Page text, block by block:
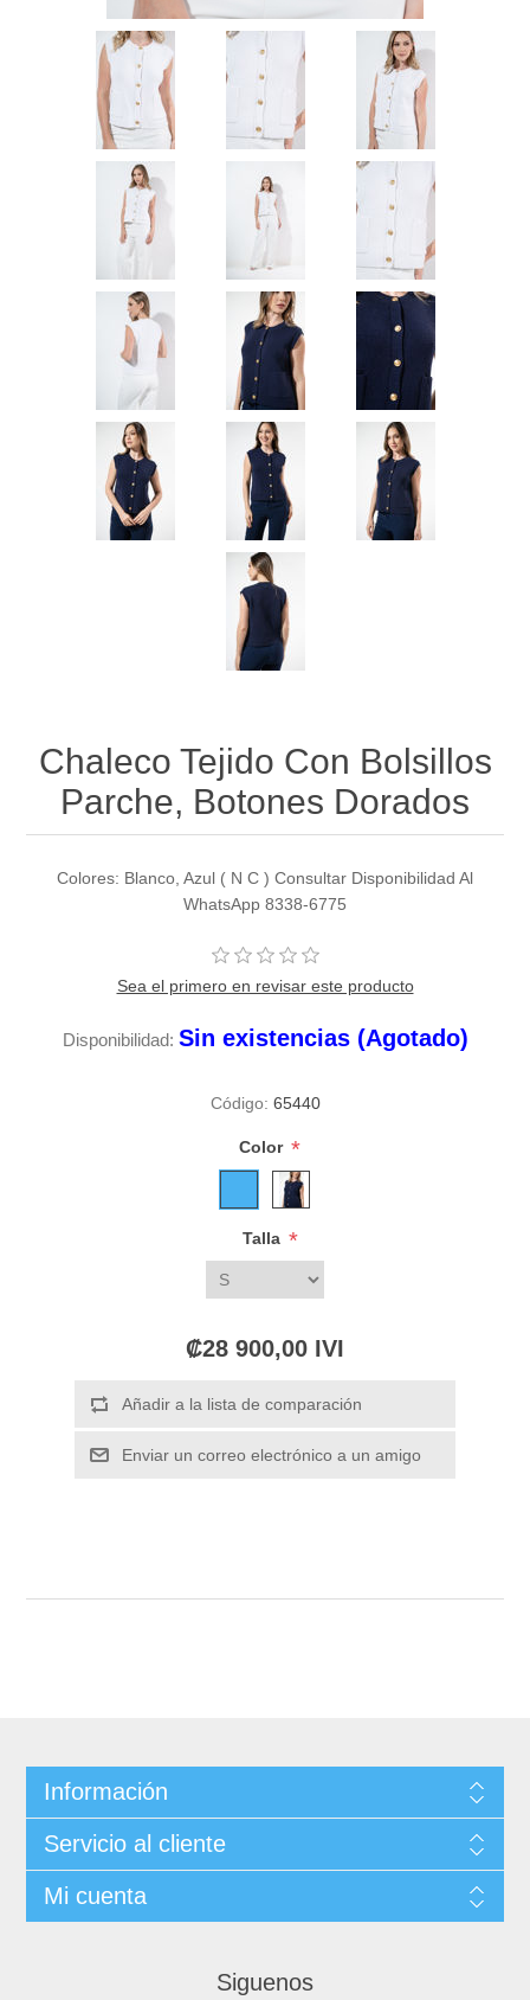
Chaleco Tejido Con Bolsillos
Parche, Botones Dorados
Colores: Blanco, Azul ( N C ) Consultar Disponibilidad Al
WhatsApp 8338-6775
Sea el primero en revisar este producto
Disponibilidad: Sin existencias (Agotado)
Código: 65440
Color *
Talla *
₡28 900,00 IVI
Información
Servicio al cliente
Mi cuenta
Siguenos